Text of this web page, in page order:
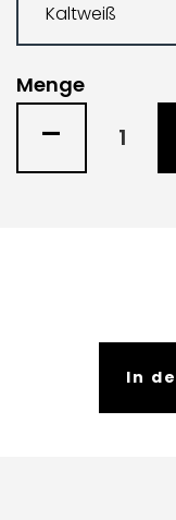
Menge
-
In